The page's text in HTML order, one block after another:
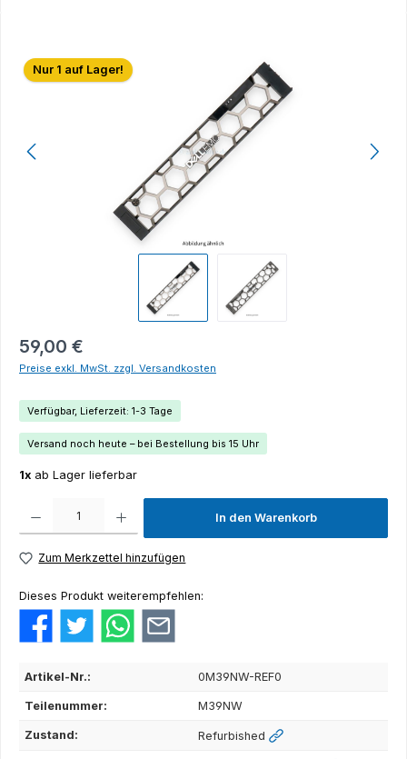
Bildergalerie überspringen
Nur 1 auf Lager!
59,00 €
Preise exkl. MwSt. zzgl. Versandkosten
Verfügbar, Lieferzeit: 1-3 Tage
Versand noch heute – bei Bestellung bis 15 Uhr
1x ab Lager lieferbar
Produkt Anzahl: Gib den gewünschten Wert ein oder benutze die Schaltflächen um die
In den Warenkorb
Zum Merkzettel hinzufügen
Dieses Produkt weiterempfehlen:
Artikel-Nr.: 0M39NW-REF0
Teilenummer: M39NW
Zustand: Refurbished